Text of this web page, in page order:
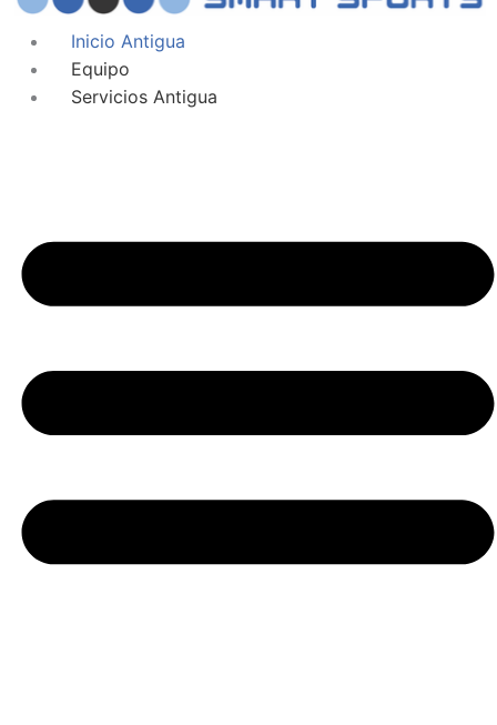
Inicio Antigua
Equipo
Servicios Antigua